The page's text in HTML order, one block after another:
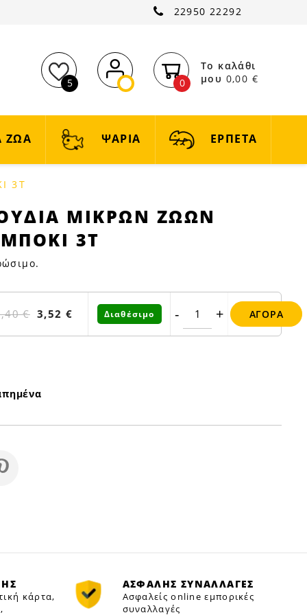
22950 22292
5 0
Το καλάθι
μου 0,00 €
ΖΩΑ ΨΑΡΙΑ ΕΡΠΕΤΑ
3Τ
ΜΙΚΡΩΝ ΖΩΩΝ
3Τ
€ 3,52 € Διαθέσιμο - + ΑΓΟΡΆ
κάρτα,
ΑΣΦΑΛΗΣ ΣΥΝΑΛΛΑΓΕΣ
Ασφαλείς online εμπορικές
συναλλαγές